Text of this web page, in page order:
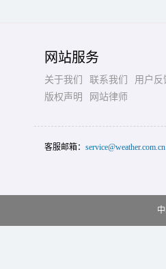
网站服务
关于我们 联系我们
用户反
版权声明
网站律师
客服邮箱： service@weather.com.cn